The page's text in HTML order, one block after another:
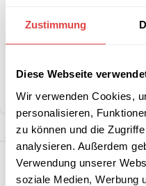
Zustimmung
Diese Webseite
Wir verwenden Cookies,
personalisieren,
zu können und die
analysieren. Außerdem
Verwendung unserer
soziale Medien, Werbung
Stückzahlen?
Kategorie: Schulmöbel
Teilen: